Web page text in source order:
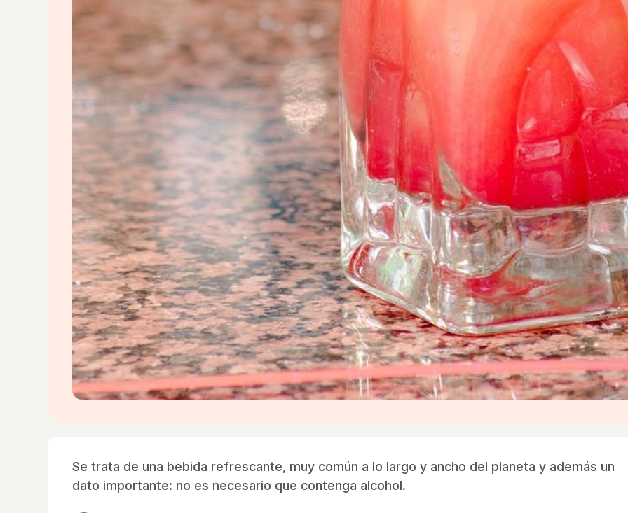
Se trata de una bebida refrescante, muy común a lo largo y ancho del planeta y además un
dato importante: no es necesario que contenga alcohol.